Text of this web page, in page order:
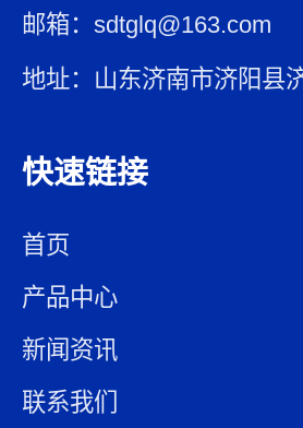
邮箱：sdtglq@163.com
地址：山东济南市济阳县
快速链接
首页
产品中心
新闻资讯
联系我们